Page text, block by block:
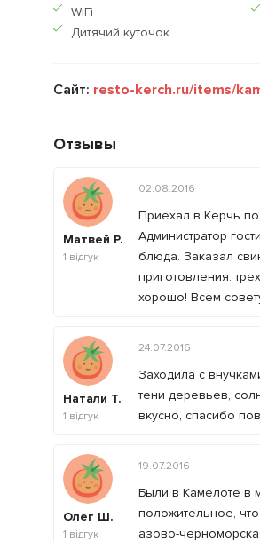
WiFi
Дитячий куточок
Сайт: resto-kerch.ru/items/
Отзывы
Матвей Р.
1 відгук
02.08.2016
Приехал в Керчь
Администратор
блюда. Заказал
приготовления:
хорошо! Всем
Натали Т.
1 відгук
24.07.2016
Заходила с
тени деревьев,
вкусно, спасибо
Олег Ш.
1 відгук
19.07.2016
Были в Камелоте в
положительное,
азово-